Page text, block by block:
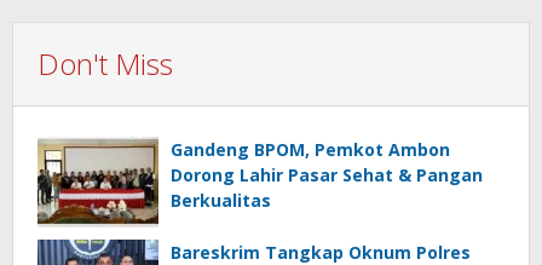
Don't Miss
Gandeng BPOM, Pemkot Ambon
Dorong Lahir Pasar Sehat & Pangan
Berkualitas
Bareskrim Tangkap Oknum Polres